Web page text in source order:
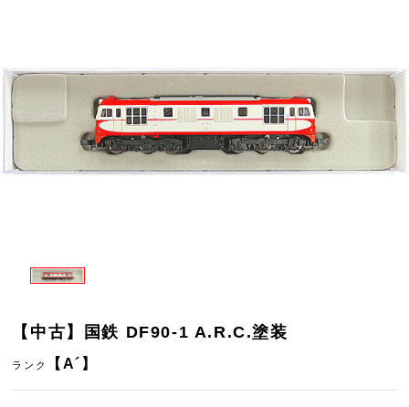
【中古】国鉄 DF90-1 A.R.C.塗装
ランク 【A´】